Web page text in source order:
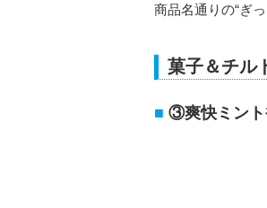
商品名通りの“ぎ
菓子＆チル
③爽快ミント